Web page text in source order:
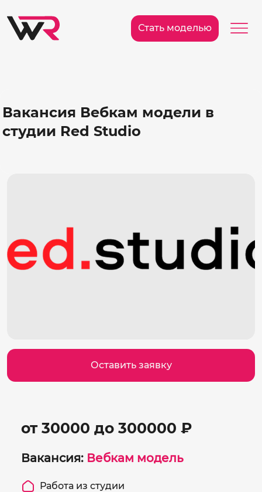
Стать моделью
Вакансия Вебкам модели в
студии Red Studio
Оставить заявку
от 30000 до 300000 ₽
Вакансия: Вебкам модель
Работа из студии